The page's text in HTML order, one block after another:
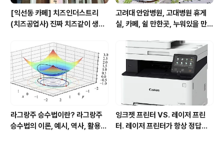
[익선동 카페] 치즈인더스트리
(치즈공업사) 진짜 치즈같이 생긴
업시간, 위치
고려대 안암병원, 고대병원 휴게
실, 카페, 쉴 만한곳, 누워있을 만한
라그랑주 승수법이란? 라그랑주
승수법의 이론, 예시, 역사, 활용분
잉크젯 프린터 VS. 레이저 프린
터. 레이저 프린터가 항상 정답은